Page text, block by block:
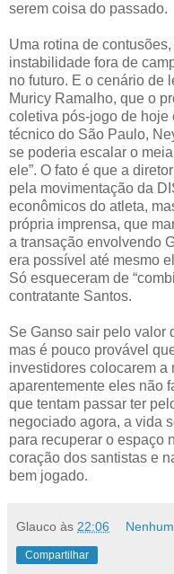
serem coisa do passado.
Uma rotina de
instabilidade fora de
no futuro. E o cenário de
Muricy Ramalho, que o
coletiva pós-jogo de hoje
técnico do São Paulo,
se poderia escalar o
ele”. O fato é que a
pela movimentação da
econômicos do atleta,
própria imprensa, que
a transação envolvendo
era possível até mesmo
Só esqueceram de
contratante Santos.
Se Ganso sair pelo valor
mas é pouco provável
investidores colocarem a
aparentemente eles não
que tentam passar ter
negociado agora, a vida
para recuperar o espaço
coração dos santistas e
bem jogado.
Glauco às 22:06
Compartilhar